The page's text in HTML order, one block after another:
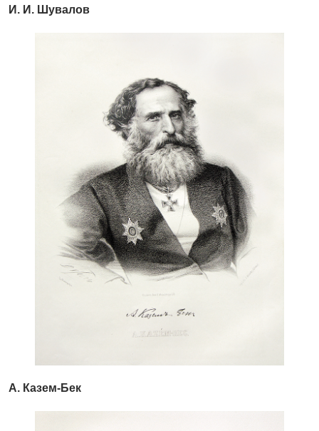
И. И. Шувалов
А. Казем-Бек